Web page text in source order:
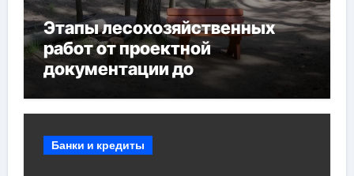
Этапы лесохозяйственных
работ от проектной
документации до
мероприятий и обустройства
Банки и кредиты